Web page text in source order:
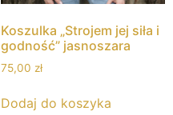
Koszulka „Strojem jej siła i
godność” jasnoszara
75,00 zł
Dodaj do koszyka